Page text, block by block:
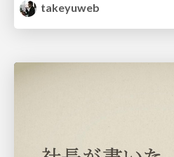
takeyuweb